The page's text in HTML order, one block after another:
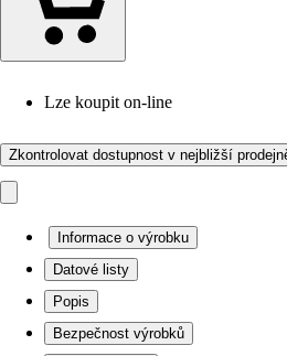
Lze koupit on-line
Zkontrolovat dostupnost v nejbližší
Informace o výrobku
Datové listy
Popis
Bezpečnost výrobků